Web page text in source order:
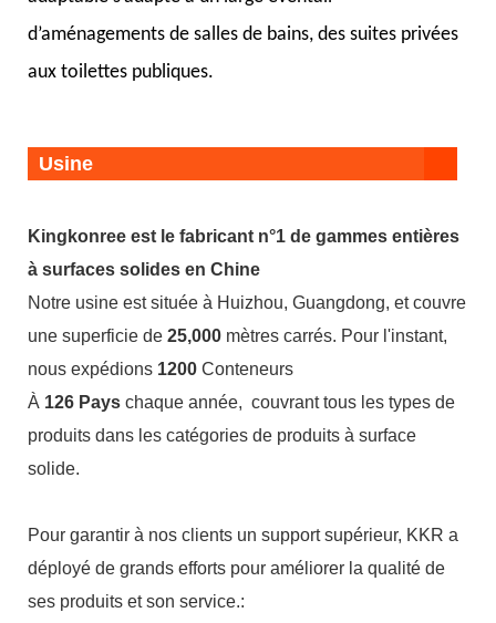
d’aménagements de salles de bains, des suites privées
aux toilettes publiques.
Usine
Kingkonree est le fabricant n°1 de gammes entières
à surfaces solides en Chine
Notre usine est située à Huizhou, Guangdong, et couvre
une superficie de 25,000 mètres carrés. Pour l'instant,
nous expédions 1200 Conteneurs
À 126 Pays chaque année, couvrant tous les types de
produits dans les catégories de produits à surface
solide.
Pour garantir à nos clients un support supérieur, KKR a
déployé de grands efforts pour améliorer la qualité de
ses produits et son service.: